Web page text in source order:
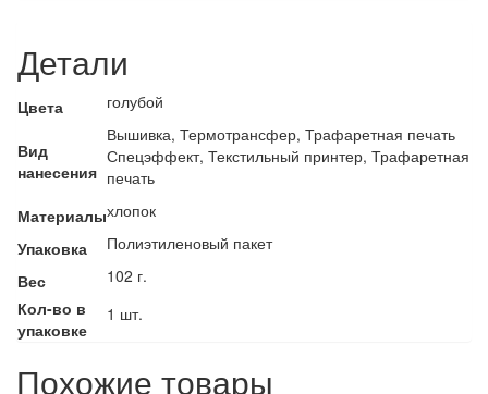
Детали
Цвета голубой
Вид
нанесения
Вышивка, Термотрансфер, Трафаретная печать
Спецэффект, Текстильный принтер, Трафаретная
печать
Материалыхлопок
Упаковка
Полиэтиленовый пакет
Вес
102 г.
Кол-во в
упаковке
1 шт.
Похожие товары